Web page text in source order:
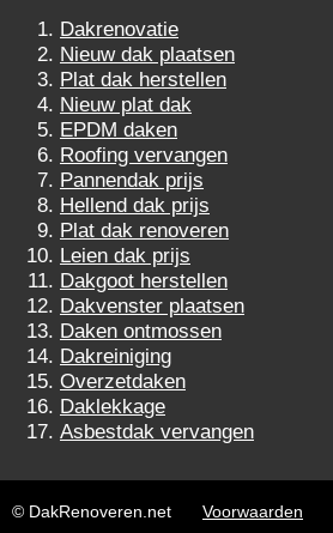
Dakrenovatie
Nieuw dak plaatsen
Plat dak herstellen
Nieuw plat dak
EPDM daken
Roofing vervangen
Pannendak prijs
Hellend dak prijs
Plat dak renoveren
Leien dak prijs
Dakgoot herstellen
Dakvenster plaatsen
Daken ontmossen
Dakreiniging
Overzetdaken
Daklekkage
Asbestdak vervangen
© DakRenoveren.net Voorwaarden